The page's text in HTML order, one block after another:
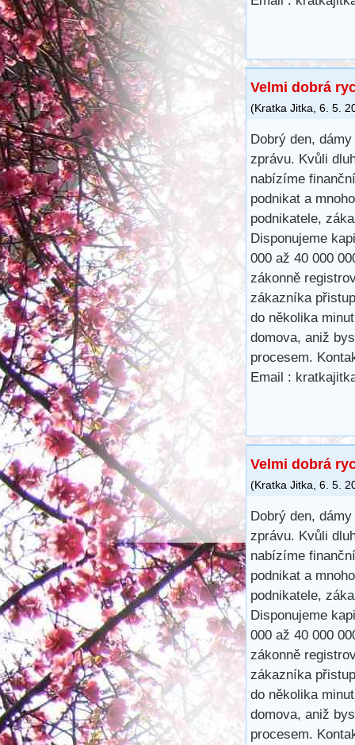
Velmi dobrá
(Kratka Jitka 6. 5.
Dobrý den,
zprávu. Kvůli
nabízíme
podnikat a
podnikatele,
Disponujeme
000 až 40 000
zákonně
zákazníka
do několika
domova, aniž
procesem.
Email :
Velmi dobrá
(Kratka Jitka 6. 5.
Dobrý den,
zprávu. Kvůli
nabízíme
podnikat a
podnikatele,
Disponujeme
000 až 40 000
zákonně
zákazníka
do několika
domova, aniž
procesem.